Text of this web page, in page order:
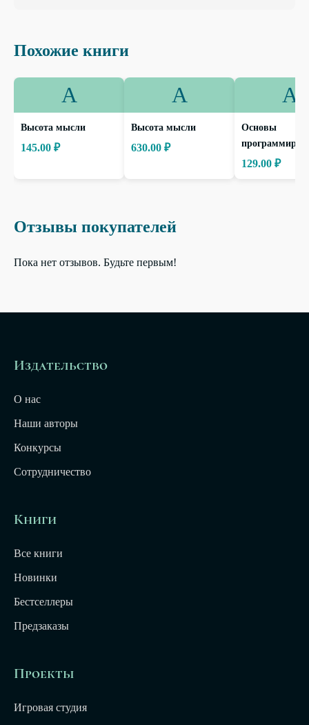
Похожие книги
А
Высота мысли
145.00 ₽
А
Высота мысли
630.00 ₽
А
Основы
129.00 ₽
Отзывы покупателей
Пока нет отзывов. Будьте первым!
Издательство
О нас
Наши авторы
Конкурсы
Сотрудничество
Книги
Все книги
Новинки
Бестселлеры
Предзаказы
Проекты
Игровая студия